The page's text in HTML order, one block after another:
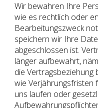
Wir bewahren Ihre
wie es rechtlich oder
Bearbeitungszweck
speichern wir Ihre
abgeschlossen ist.
länger aufbewahrt,
die Vertragsbeziehung
wie Verjährungsfristen
uns laufen oder